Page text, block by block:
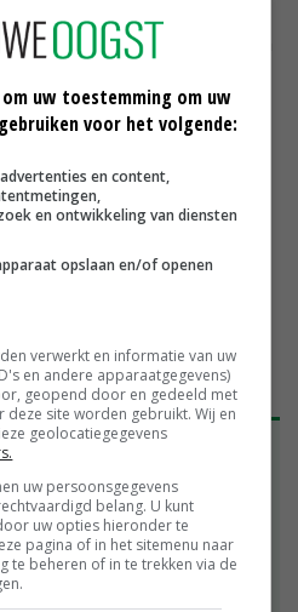
in de
tegen wegspoelen in
telers in de buurt een
rondom percelen gelegd.
ruggen in
tussen de rijen om
en peenoogst.
telers de drempeltjes
als je binnen de sector
Jonge ondernemers
is jaren vooruitkijken
in de
Vitens-
Botermans leerzaam
Vitens wint
dit deel van Flevoland,
uw toestemming om uw
voor het volgende:
en content,
en ontwikkeling van diensten
opslaan en/of openen
verwerkt en informatie van uw
en andere apparaatgegevens)
geopend door en gedeeld met
site worden gebruikt. Wij en
geolocatiegegevens
uw persoonsgegevens
belang. U kunt
uw opties hieronder te
pagina of in het sitemenu naar
te beheren of in te trekken via de